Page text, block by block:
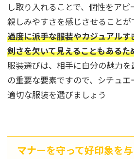
し取り入れることで、個性をアピ
親しみやすさを感じさせることが
過度に派手な服装やカジュアル
剣さを欠いて見えることもあるた
服装選びは、相手に自分の魅力
の重要な要素ですので、シチュ
適切な服装を選びましょう
マナーを守って好印象を